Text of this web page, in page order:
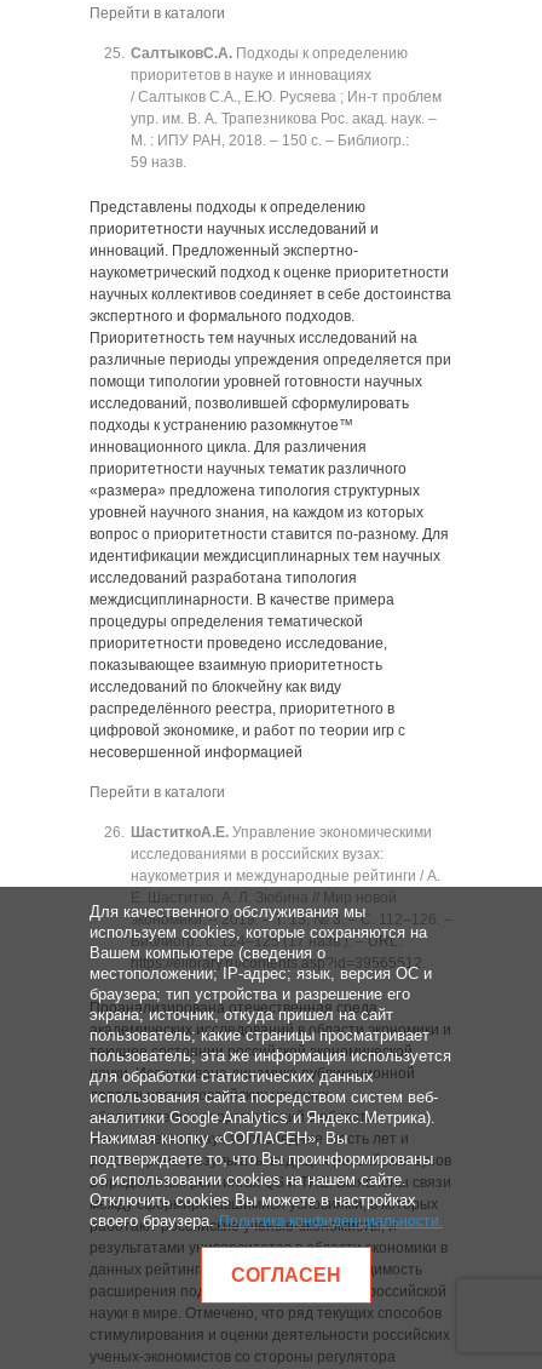
Перейти в каталоги
СалтыковС.А. Подходы к определению
приоритетов в науке и инновациях
/ Салтыков С.А., Е.Ю. Русяева ; Ин‑т проблем
упр. им. В. А. Трапезникова Рос. акад. наук. ‒
М. : ИПУ РАН, 2018. ‒ 150 с. ‒ Библиогр.:
59 назв.
Представлены подходы к определению
приоритетности научных исследований и
инноваций. Предложенный экспертно-
наукометрический подход к оценке приоритетности
научных коллективов соединяет в себе достоинства
экспертного и формального подходов.
Приоритетность тем научных исследований на
различные периоды упреждения определяется при
помощи типологии уровней готовности научных
исследований, позволившей сформулировать
подходы к устранению разомкнутое™
инновационного цикла. Для различения
приоритетности научных тематик различного
«размера» предложена типология структурных
уровней научного знания, на каждом из которых
вопрос о приоритетности ставится по-разному. Для
идентификации междисциплинарных тем научных
исследований разработана типология
междисциплинарности. В качестве примера
процедуры определения тематической
приоритетности проведено исследование,
показывающее взаимную приоритетность
исследований по блокчейну как виду
распределённого реестра, приоритетного в
цифровой экономике, и работ по теории игр с
несовершенной информацией
Перейти в каталоги
ШаститкоА.Е. Управление экономическими
исследованиями в российских вузах:
наукометрия и международные рейтинги / А.
Е. Шаститко, А. Л. Зюбина // Мир новой
экономики. ‒ 2019. ‒ Т. 13, № 3. ‒ C. 112‒126. ‒
Библиогр.: с. 124‒125 (17 назв.). ‒URL:
https://elibrary.ru/contents.asp?id=39565512.
Проанализирована отечественная среда
академических исследований в области экономики и
текущее состоянии российской экономической
науки. Исследована динамика публикационной
деятельности российских научных
образовательных организаций в области
экономических наук за последние шесть лет и
рассмотрены результаты ведущих российских вузов
в предметных рейтингах QS и THE. Выявлены связи
между сформировавшимися условиями, в которых
работают российские ученые-экономисты, и
результатами университетов в области экономики в
данных рейтингах. Подчеркнута необходимость
расширения подхода для продвижения российской
науки в мире. Отмечено, что ряд текущих способов
стимулирования и оценки деятельности российских
ученых-экономистов со стороны регулятора
Для качественного обслуживания мы
используем cookies, которые сохраняются на
Вашем компьютере (сведения о
местоположении; IP-адрес; язык, версия ОС и
браузера; тип устройства и разрешение его
экрана; источник, откуда пришел на сайт
пользователь; какие страницы просматривает
пользователь; эта же информация используется
для обработки статистических данных
использования сайта посредством систем веб-
аналитики Google Analytics и Яндекс.Метрика).
Нажимая кнопку «СОГЛАСЕН», Вы
подтверждаете то, что Вы проинформированы
об использовании cookies на нашем сайте.
Отключить cookies Вы можете в настройках
своего браузера.Политика конфиденциальности.
СОГЛАСЕН